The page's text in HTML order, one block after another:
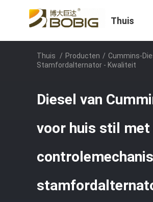
Thuis
Thuis / Producten / Cummins-
Stamfordalternator - Kwaliteit
Diesel van
voor huis stil met